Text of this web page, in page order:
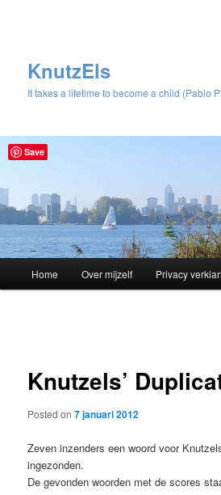
KnutzEls
It takes a lifetime to become a child (Pablo
Skip
content
Home Over mijzelf Privacy
Knutzels’
Posted on7 januari 2012
Zeven inzenders een woord voor
ingezonden.
De gevonden woorden met de scores
Save